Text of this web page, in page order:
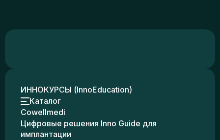
ИННОКУРСЫ (InnoEducation)
Каталог
Cowellmedi
Цифровые решения Inno Guide для
имплантации